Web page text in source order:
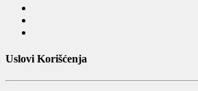
Uslovi Korišćenja